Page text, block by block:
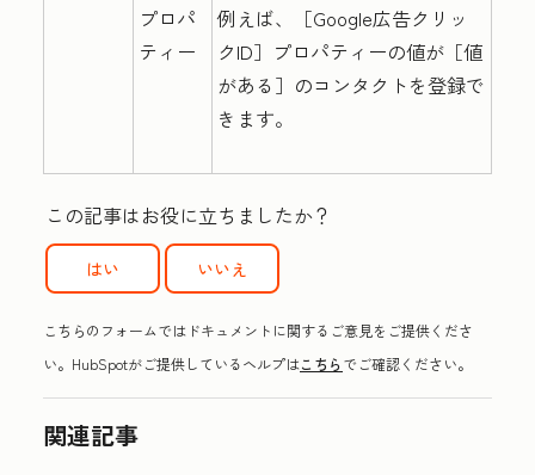
プロパ
ティー
例えば、［Google広告クリッ
クID］ プロパティーの値が［値
がある］ のコンタクトを登録で
きます。
この記事はお役に立ちましたか？
はい いいえ
こちらのフォームではドキュメントに関するご意見をご提供くださ
い。HubSpotがご提供しているヘルプはこちらでご確認ください。
関連記事